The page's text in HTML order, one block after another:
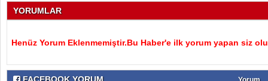
YORUMLAR
Henüz Yorum Eklenmemiştir.Bu Haber'e ilk yorum yapan siz